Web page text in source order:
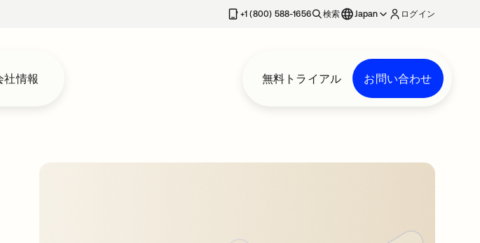
+1 (800) 588-1656 検索 Japan ログイン
社情報 無料トライアル お問い合わせ